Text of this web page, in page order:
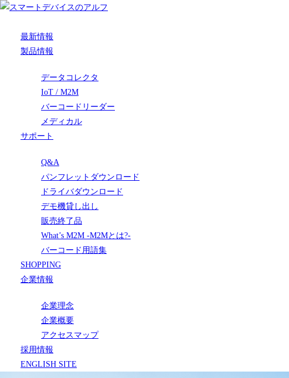
最新情報
製品情報
データコレクタ
IoT / M2M
バーコードリーダー
メディカル
サポート
Q&A
パンフレットダウンロード
ドライバダウンロード
デモ機貸し出し
販売終了品
What’s M2M -M2Mとは?-
バーコード用語集
SHOPPING
企業情報
企業理念
企業概要
アクセスマップ
採用情報
ENGLISH SITE